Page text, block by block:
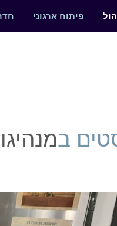
פיתוח ארגוני
ב